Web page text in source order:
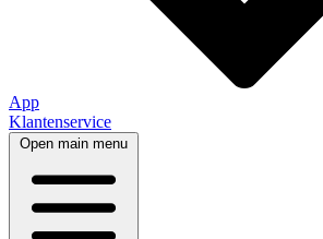
App
Klantenservice
Open main menu